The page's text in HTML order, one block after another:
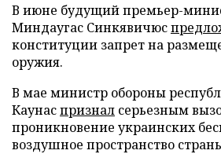
В июне будущий премьер-
Миндаугас Синкявичюс
конституции запрет на
оружия.
В мае министр обороны
Каунаспризнал серьезным
проникновение украинских
воздушное пространство